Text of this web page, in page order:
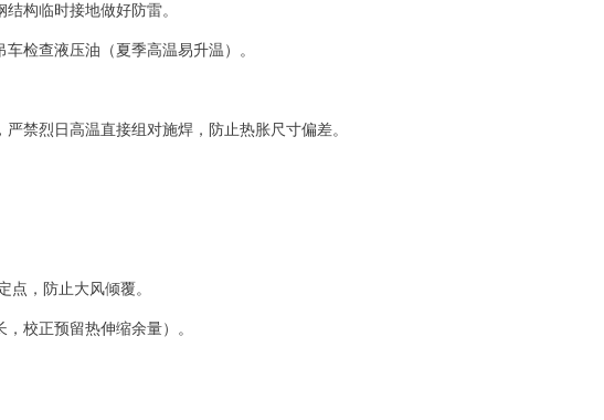
构临时接地做好防雷。
检查液压油（夏季高温易升温）。
禁烈日高温直接组对施焊，防止热胀尺寸偏差。
，防止大风倾覆。
校正预留热伸缩余量）。